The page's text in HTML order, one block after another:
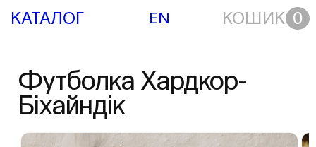
КАТАЛОГ EN КОШИК 0
Футболка Хардкор-
Біхайндік